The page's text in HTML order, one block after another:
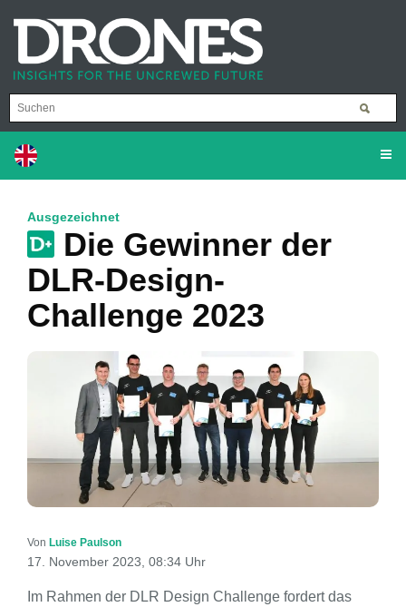
Ausgezeichnet
Die Gewinner der
DLR-Design-
Challenge 2023
Von Luise Paulson
17. November 2023, 08:34 Uhr
Im Rahmen der DLR Design Challenge fordert das